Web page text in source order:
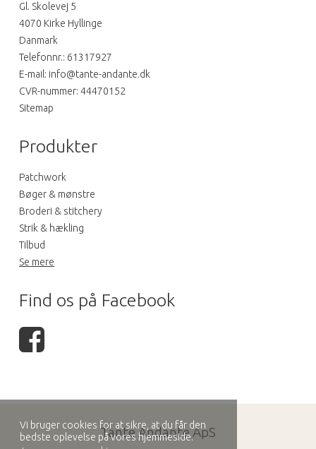
Vi bruger cookies for at sikre, at du får den
bedste oplevelse på vores hjemmeside.
Gl. Skolevej 5
4070 Kirke Hyllinge
Danmark
Telefonnr.: 61317927
E-mail: info@tante-andante.dk
CVR-nummer: 44470152
Sitemap
Produkter
Patchwork
Bøger & mønstre
Broderi & stitchery
Strik & hækling
Tilbud
Se mere
Find os på Facebook
Tante Andante ApS